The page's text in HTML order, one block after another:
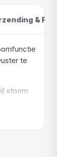
&
te
stoom